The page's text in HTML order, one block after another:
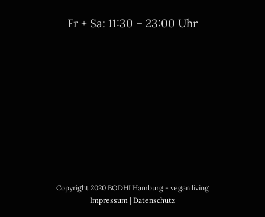
Fr + Sa: 11:30 – 23:00 Uhr
Copyright 2020 BODHI Hamburg - vegan living
Impressum | Datenschutz